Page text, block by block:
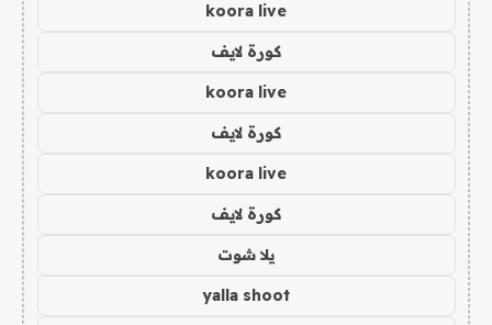
koora live
كورة لايف
koora live
كورة لايف
koora live
كورة لايف
يلا شوت
yalla shoot